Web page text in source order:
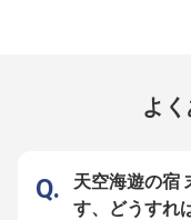
夢が実現するためのサポートをさせ
てください。※2023年9月7日時点
よ
天空海遊の宿
す、どうすれ